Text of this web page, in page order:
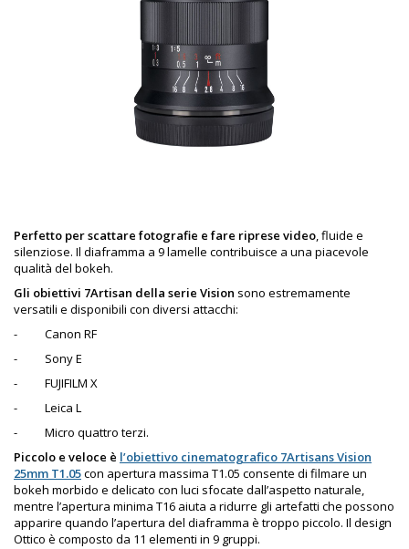
Perfetto per scattare fotografie e fare riprese video, fluide e
silenziose. Il diaframma a 9 lamelle contribuisce a una piacevole
qualità del bokeh.
Gli obiettivi 7Artisan della serie Vision sono estremamente
versatili e disponibili con diversi attacchi:
-
Canon RF
-
Sony E
-
FUJIFILM X
-
Leica L
-
Micro quattro terzi.
Piccolo e veloce è l’obiettivo cinematografico 7Artisans Vision
25mm T1.05con apertura massima T1.05 consente di filmare un
bokeh morbido e delicato con luci sfocate dall’aspetto naturale,
mentre l’apertura minima T16 aiuta a ridurre gli artefatti che possono
apparire quando l’apertura del diaframma è troppo piccolo. Il design
Ottico è composto da 11 elementi in 9 gruppi.